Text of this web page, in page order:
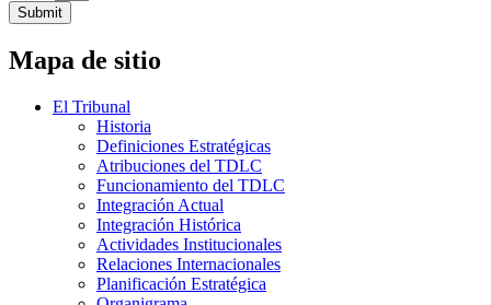
Submit
Mapa de sitio
El Tribunal
Historia
Definiciones Estratégicas
Atribuciones del TDLC
Funcionamiento del TDLC
Integración Actual
Integración Histórica
Actividades Institucionales
Relaciones Internacionales
Planificación Estratégica